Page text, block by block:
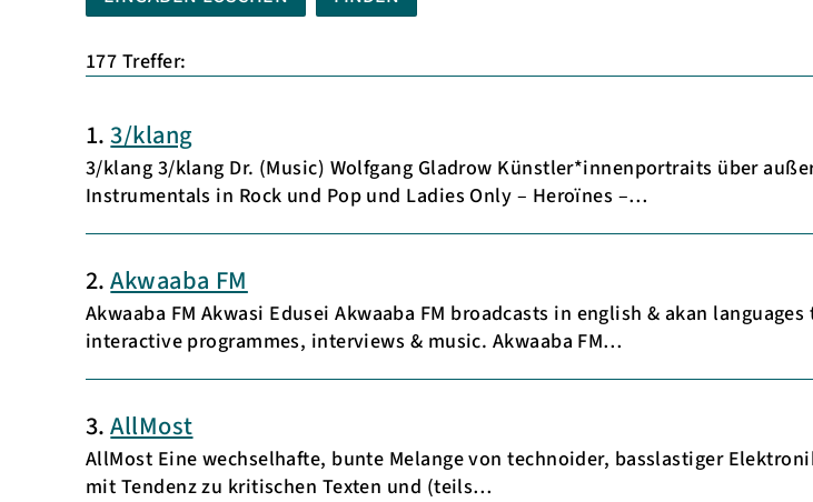
177 Treffer:
1.3/klang
3/klang 3/klang Dr. (Music) Wolfgang Gladrow Künstler*innenportraits über
Instrumentals in Rock und Pop und Ladies Only – Heroïnes –…
2.Akwaaba FM
Akwaaba FM Akwasi Edusei Akwaaba FM broadcasts in english & akan
interactive programmes, interviews & music. Akwaaba FM…
3.AllMost
AllMost Eine wechselhafte, bunte Melange von technoider, basslastiger
mit Tendenz zu kritischen Texten und (teils…